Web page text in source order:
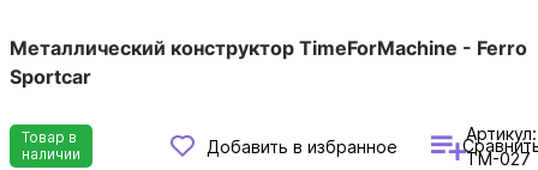
Металлический конструктор TimeForMachine - Ferro
Sportcar
Товар в
наличии
Добавить в избранное
Артикул:
TM-027